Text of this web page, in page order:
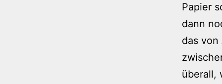
Papier
dann
das von
überall,